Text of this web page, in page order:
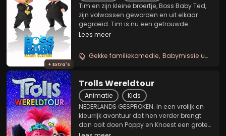
+ Extra's
Tim en zijn kleine broertje, Boss Baby Ted,
zijn volwassen geworden en uit elkaar
gegroeid. Tim is nu een getrouwde
huisvader en Ted de directeur van een
Baby met een vooruitstrevende en
positieve aanpak...
Lees meer
Gekke familiekomedie Babymissie undercover
Trolls Wereldtour
Animatie
Kids
NEDERLANDS GESPROKEN. In een vrolijk en
kleurrijk avontuur dat hen verder brengt
dan ooit doen Poppy en Knoest een grote
ontdekking. Ze maken deel uit van zes